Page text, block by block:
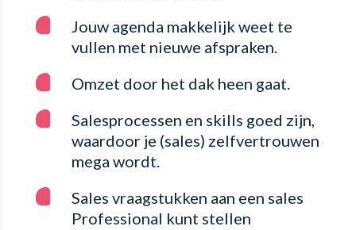
Jouw agenda makkelijk weet te
vullen met nieuwe afspraken.
Omzet door het dak heen gaat.
Salesprocessen en skills goed zijn,
waardoor je (sales) zelfvertrouwen
mega wordt.
Sales vraagstukken aan een sales
Professional kunt stellen